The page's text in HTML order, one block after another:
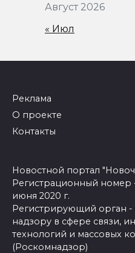
Август 2026
« Июл
Реклама
О проекте
Контакты
Новостной портал
Регистрационный номер
июня 2020 г.
Регистрирующий орган -
надзору в сфере связи,
технологий и массовых
(Роскомнадзор)